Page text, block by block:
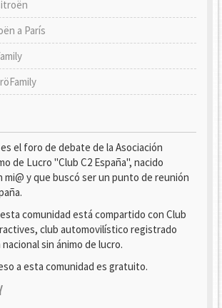
a París
el foro de debate de la Asociación
de Lucro "Club C2 España", nacido
mi@ y que buscó ser un punto de reunión
comunidad está compartido con Club
club automovilístico registrado
sin ánimo de lucro.
a esta comunidad es gratuito.